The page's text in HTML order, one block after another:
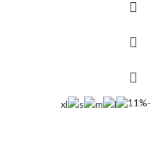
-11%